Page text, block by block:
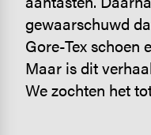
gewaarschuwd
Gore-Tex schoen
Maar is dit
We zochten het